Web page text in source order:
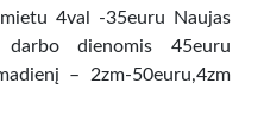
4val -35euru Naujas
dienomis 45euru
– 2zm-50euru,4zm